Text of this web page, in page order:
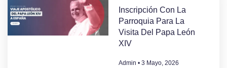
Inscripción Con La
Parroquia Para La
Visita Del Papa León
XIV
Admin 3 Mayo, 2026